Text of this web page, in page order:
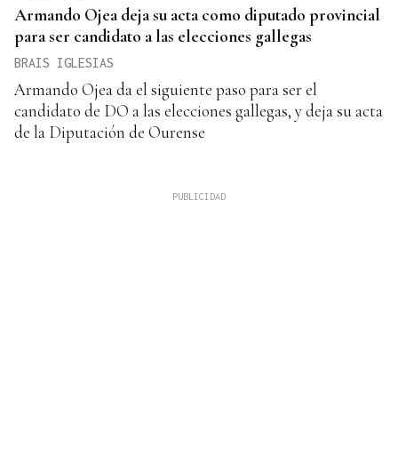
Armando Ojea deja su acta como diputado provincial
para ser candidato a las elecciones gallegas
BRAIS IGLESIAS
Armando Ojea da el siguiente paso para ser el
candidato de DO a las elecciones gallegas, y deja su acta
de la Diputación de Ourense